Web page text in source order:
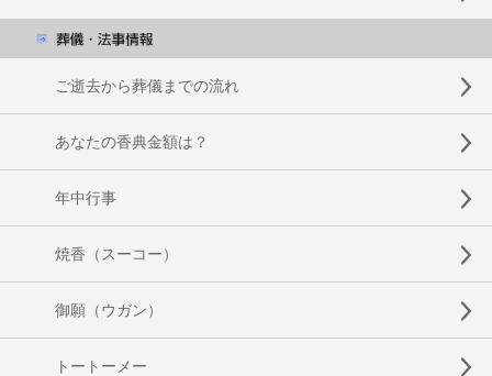
ご逝去から葬儀までの流れ
あなたの香典金額は？
年中行事
焼香（スーコー）
御願（ウガン）
トートーメー